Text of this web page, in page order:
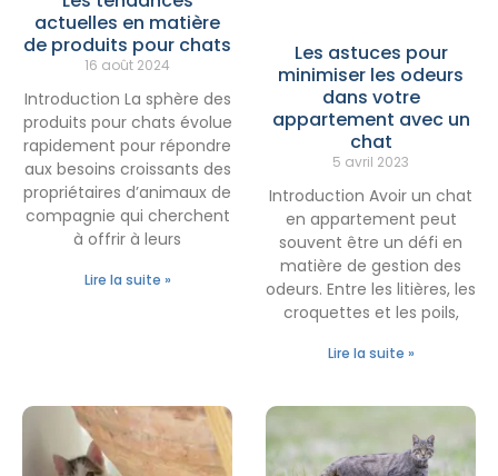
actuelles en matière
de produits pour chats
16 août 2024
Introduction La sphère des
produits pour chats évolue
rapidement pour répondre
aux besoins croissants des
propriétaires d’animaux de
compagnie qui cherchent
à offrir à leurs
Lire la suite »
Les astuces pour
minimiser les odeurs
dans votre
appartement avec un
chat
5 avril 2023
Introduction Avoir un chat
en appartement peut
souvent être un défi en
matière de gestion des
odeurs. Entre les litières, les
croquettes et les poils,
Lire la suite »